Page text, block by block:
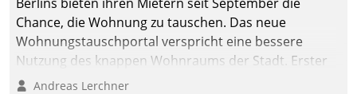
Chance, die Wohnung zu tauschen. Das neue
Wohnungstauschportal verspricht eine bessere
Nutzung des knappen Wohnraums der Stadt. Erster
Anwendungsfall für Datatrains Lösung API-Hub mit
Andreas Lerchner